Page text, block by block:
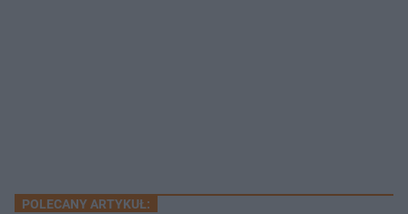
POLECANY ARTYKUŁ: